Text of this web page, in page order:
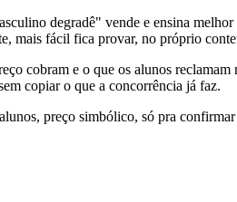
degradê" vende e ensina
fácil fica provar, no próprio
cobram e o que os alunos reclamam
copiar o que a concorrência já faz.
preço simbólico, só pra